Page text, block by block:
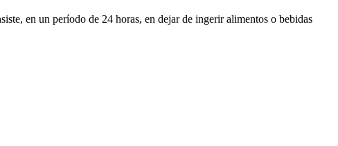
en un período de 24 horas, en dejar de ingerir alimentos o bebidas